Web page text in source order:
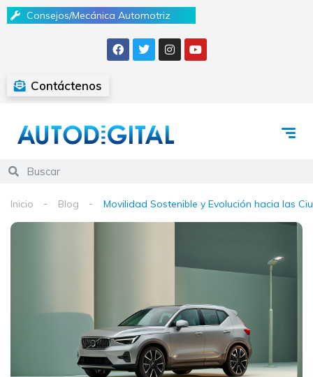
Consejos/Mecánica Automotriz
Contáctenos
Inicio Blog Movilidad Sostenible y Evolución hacia las